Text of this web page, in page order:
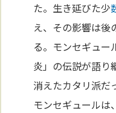
た。生き延びた少
え、その影響は後
る。モンセギュー
炎」の伝説が語り
消えたカタリ派だ
モンセギュールは